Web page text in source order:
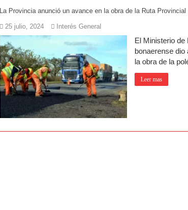
Corte de energía en Olivera: cuándo
Detuvieron a la mujer que
El pronóstico anticipa una semana
Teatro El Galpón sufrió un robo y
Confirmaron la fecha de la
INCUCAI implementará una técnica
La Provincia anunció un avance en la obra de la Ruta Provincial
25 julio, 2024 Interés General
El Ministerio
bonaerense
la obra de la
Leer mas